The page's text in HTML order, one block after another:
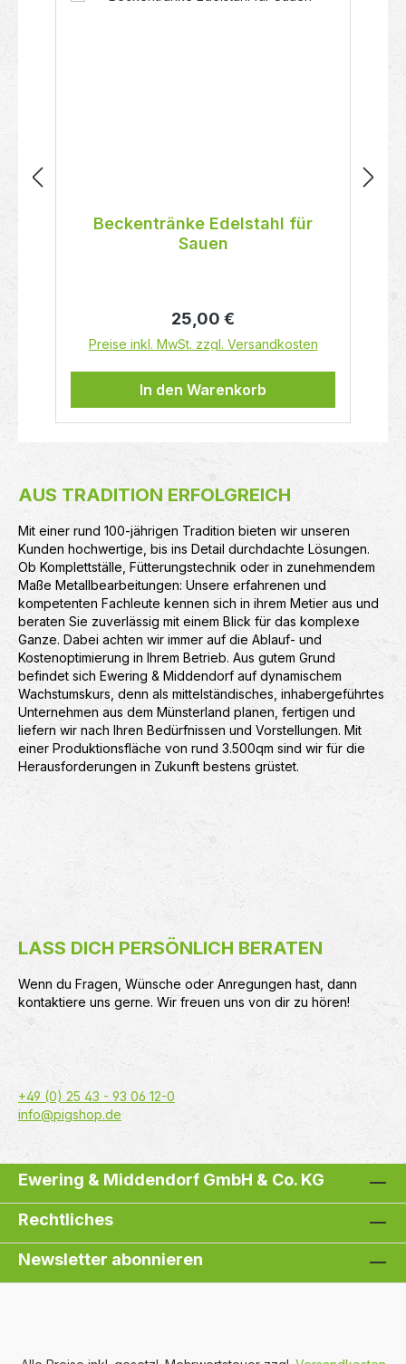
Beckentränke Edelstahl für
Sauen
Regulärer Preis:
25,00 €
Preise inkl. MwSt. zzgl. Versandkosten
In den Warenkorb
AUS TRADITION ERFOLGREICH
Mit einer rund 100-jährigen Tradition bieten wir unseren
Kunden hochwertige, bis ins Detail durchdachte Lösungen.
Ob Komplettställe, Fütterungstechnik oder in zunehmendem
Maße Metallbearbeitungen: Unsere erfahrenen und
kompetenten Fachleute kennen sich in ihrem Metier aus und
beraten Sie zuverlässig mit einem Blick für das komplexe
Ganze. Dabei achten wir immer auf die Ablauf- und
Kostenoptimierung in Ihrem Betrieb. Aus gutem Grund
befindet sich Ewering & Middendorf auf dynamischem
Wachstumskurs, denn als mittelständisches, inhabergeführtes
Unternehmen aus dem Münsterland planen, fertigen und
liefern wir nach Ihren Bedürfnissen und Vorstellungen. Mit
einer Produktionsfläche von rund 3.500qm sind wir für die
Herausforderungen in Zukunft bestens grüstet.
LASS DICH PERSÖNLICH BERATEN
Wenn du Fragen, Wünsche oder Anregungen hast, dann
kontaktiere uns gerne. Wir freuen uns von dir zu hören!
+49 (0) 25 43 - 93 06 12-0
info@pigshop.de
Ewering & Middendorf GmbH & Co. KG
Rechtliches
Newsletter abonnieren